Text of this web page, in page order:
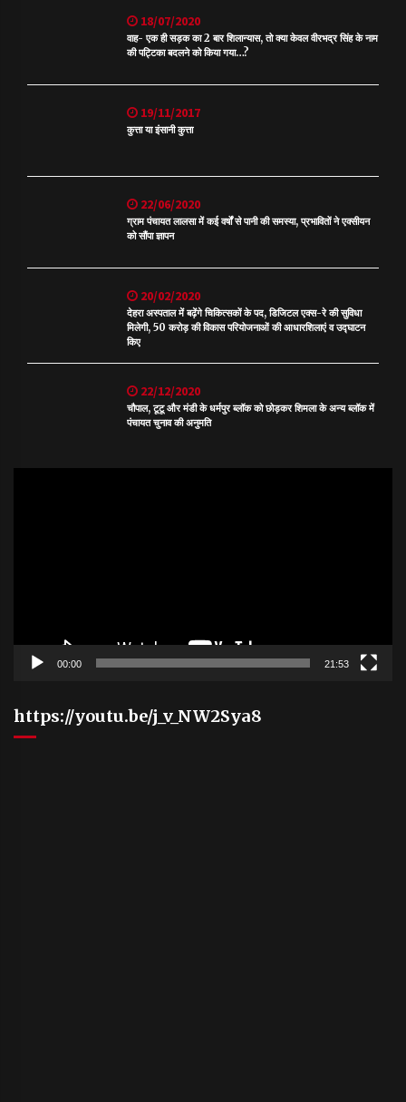
18/07/2020
वाह- एक ही सड़क का 2 बार शिलान्यास, तो क्या केवल वीरभद्र सिंह के नाम
की पट्टिका बदलने को किया गया…?
19/11/2017
कुत्ता या इंसानी कुत्ता
22/06/2020
ग्राम पंचायत लालसा में कई वर्षों से पानी की समस्या, प्रभावितों ने एक्सीयन
को सौंपा ज्ञापन
20/02/2020
देहरा अस्पताल में बढ़ेंगे चिकित्सकों के पद, डिजिटल एक्स-रे की सुविधा
मिलेगी, 50 करोड़ की विकास परियोजनाओं की आधारशिलाएं व उद्घाटन
किए
22/12/2020
चौपाल, टूटू और मंडी के धर्मपुर ब्लॉक को छोड़कर शिमला के अन्य ब्लॉक में
पंचायत चुनाव की अनुमति
00:00 21:53
https://youtu.be/j_v_NW2Sya8